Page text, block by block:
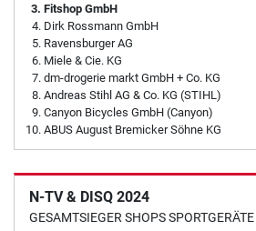
Fitshop GmbH
Dirk Rossmann GmbH
Ravensburger AG
Miele & Cie. KG
dm-drogerie markt GmbH + Co. KG
Andreas Stihl AG & Co. KG (STIHL)
Canyon Bicycles GmbH (Canyon)
ABUS August Bremicker Söhne KG
N-TV & DISQ 2024
GESAMTSIEGER SHOPS SPORTGERÄTE